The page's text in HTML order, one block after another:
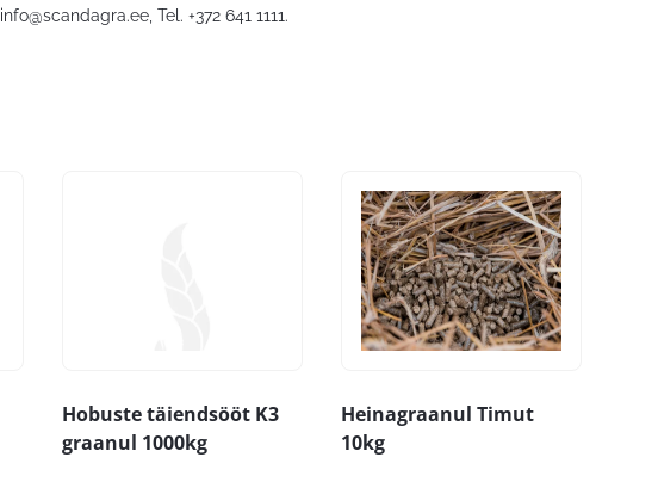
info@scandagra.ee , Tel. +372 641 1111.
Hobuste täiendsööt K3
graanul 1000kg
Heinagraanul Timut
10kg